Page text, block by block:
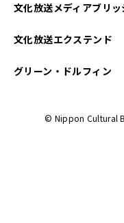
文化放送メディアブリッ
文化放送エクステンド
グリーン・ドルフィン
© Nippon Cultural